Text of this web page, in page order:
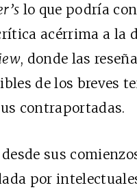
lo que podría
acérrima a la
, donde las
de los breves
contraportadas.
desde sus
por